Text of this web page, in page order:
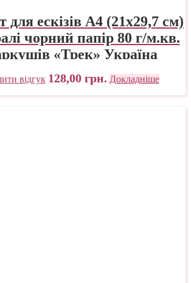
для ескізів А4 (21х29,7 см)
чорний папір 80 г/м.кв.
«Трек» Україна
відгук 128,00 грн. Докладніше